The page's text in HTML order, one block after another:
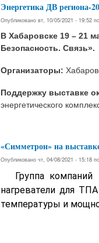
Энергетика ДВ региона-
Опубликовано вт, 10/05/2021 - 19:52
В Хабаровске 19 – 21
Безопасность. Связь».
Организаторы:
Поддержку выставке
энергетического
«Симметрон» на
Опубликовано чт, 04/08/2021 - 15:18
Группа
нагреватели для
температуры и